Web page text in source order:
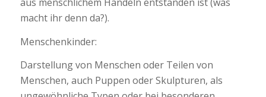
macht ihr denn da?).
Menschenkinder:
Darstellung von Menschen oder Teilen von
Menschen, auch Puppen oder Skulpturen, als